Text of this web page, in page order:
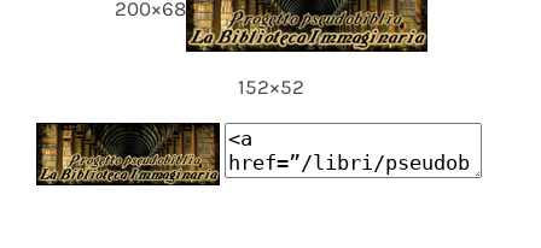
200×68
152×52